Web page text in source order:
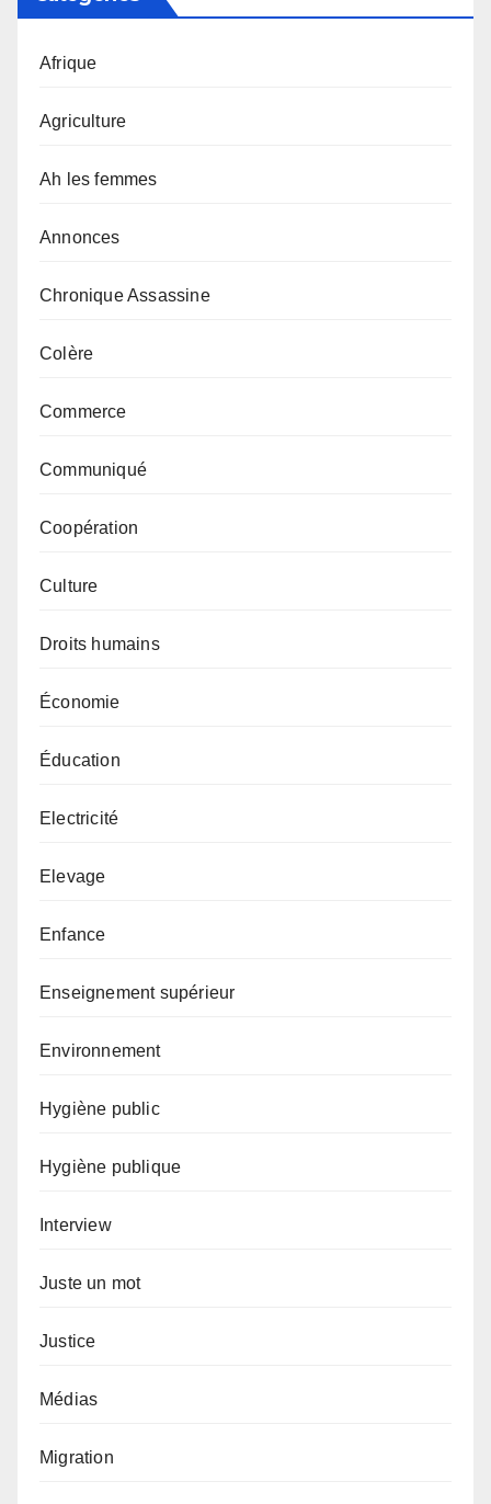
Afrique
Agriculture
Ah les femmes
Annonces
Chronique Assassine
Colère
Commerce
Communiqué
Coopération
Culture
Droits humains
Économie
Éducation
Electricité
Elevage
Enfance
Enseignement supérieur
Environnement
Hygiène public
Hygiène publique
Interview
Juste un mot
Justice
Médias
Migration